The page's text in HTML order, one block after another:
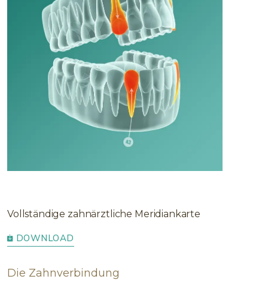
Die Zahnverbindung
Vollständige zahnärztliche Meridiankarte
DOWNLOAD